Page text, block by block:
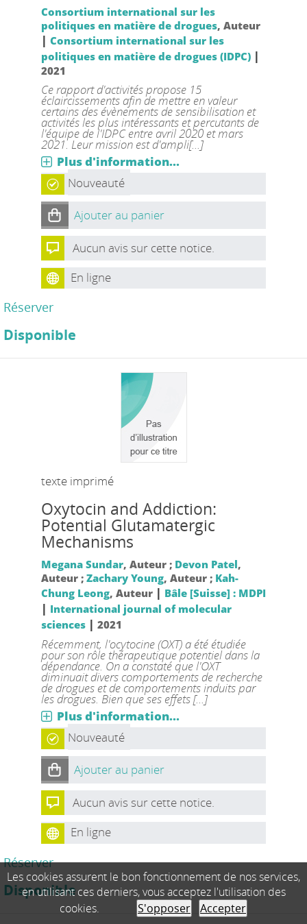
Consortium international sur les
politiques en matière de drogues, Auteur
| Consortium international sur les
politiques en matière de drogues (IDPC)|
2021
Ce rapport d'activités propose 15
éclaircissements afin de mettre en valeur
certains des évènements de sensibilisation et
activités les plus intéressants et percutants de
l'équipe de l'IDPC entre avril 2020 et mars
2021. Leur mission est d'ampli[...]
Plus d'information...
Nouveauté
Ajouter au panier
Aucun avis sur cette notice.
En ligne
Réserver
Disponible
texte imprimé
Oxytocin and Addiction:
Potential Glutamatergic
Mechanisms
Megana Sundar, Auteur ; Devon Patel,
Auteur ; Zachary Young, Auteur ; Kah-
Chung Leong, Auteur | Bâle [Suisse] : MDPI
| International journal of molecular
sciences| 2021
Récemment, l'ocytocine (OXT) a été étudiée
pour son rôle thérapeutique potentiel dans la
dépendance. On a constaté que l'OXT
diminuait divers comportements de recherche
de drogues et de comportements induits par
les drogues. Bien que ses effets [...]
Plus d'information...
Nouveauté
Ajouter au panier
Aucun avis sur cette notice.
En ligne
Réserver
Disponible
Les cookies assurent le bon fonctionnement de nos services,
en utilisant ces derniers, vous acceptez l'utilisation des
cookies.
S'opposer Accepter